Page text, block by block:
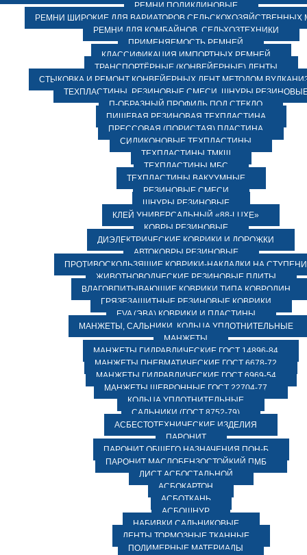
РЕМНИ ПОЛИКЛИНОВЫЕ
РЕМНИ ШИРОКИЕ ДЛЯ ВАРИАТОРОВ СЕЛЬСКОХОЗЯЙСТВЕННЫХ
РЕМНИ ДЛЯ КОМБАЙНОВ, СЕЛЬХОЗТЕХНИКИ
ПРИМЕНЯЕМОСТЬ РЕМНЕЙ
КЛАССИФИКАЦИЯ ИМПОРТНЫХ РЕМНЕЙ
ТРАНСПОРТЁРНЫЕ (КОНВЕЙЕРНЫЕ) ЛЕНТЫ
СТЫКОВКА И РЕМОНТ КОНВЕЙЕРНЫХ ЛЕНТ МЕТОДОМ
ТЕХПЛАСТИНЫ, РЕЗИНОВЫЕ СМЕСИ, ШНУРЫ
П-ОБРАЗНЫЙ ПРОФИЛЬ ПОД СТЕКЛО
ПИЩЕВАЯ РЕЗИНОВАЯ ТЕХПЛАСТИНА
ПРЕССОВАЯ (ПОРИСТАЯ) ПЛАСТИНА
СИЛИКОНОВЫЕ ТЕХПЛАСТИНЫ
ТЕХПЛАСТИНЫ ТМКЩ
ТЕХПЛАСТИНЫ МБС
ТЕХПЛАСТИНЫ ВАКУУМНЫЕ
РЕЗИНОВЫЕ СМЕСИ
ШНУРЫ РЕЗИНОВЫЕ
КЛЕЙ УНИВЕРСАЛЬНЫЙ «88-LUXE»
КОВРЫ РЕЗИНОВЫЕ
ДИЭЛЕКТРИЧЕСКИЕ КОВРИКИ И ДОРОЖКИ
АВТОКОВРЫ РЕЗИНОВЫЕ
ПРОТИВОСКОЛЬЗЯЩИЕ КОВРИКИ-НАКЛАДКИ НА СТУПЕНИ
ЖИВОТНОВОДЧЕСКИЕ РЕЗИНОВЫЕ ПЛИТЫ
ВЛАГОВПИТЫВАЮЩИЕ КОВРИКИ ТИПА КОВРОЛИН
ГРЯЗЕЗАЩИТНЫЕ РЕЗИНОВЫЕ КОВРИКИ
EVA (ЭВА) КОВРИКИ И ПЛАСТИНЫ
МАНЖЕТЫ, САЛЬНИКИ, КОЛЬЦА УПЛОТНИТЕЛЬНЫЕ
МАНЖЕТЫ
МАНЖЕТЫ ГИДРАВЛИЧЕСКИЕ ГОСТ 14896-84
МАНЖЕТЫ ПНЕВМАТИЧЕСКИЕ ГОСТ 6678-72
МАНЖЕТЫ ГИДРАВЛИЧЕСКИЕ ГОСТ 6969-54
МАНЖЕТЫ ШЕВРОННЫЕ ГОСТ 22704-77
КОЛЬЦА УПЛОТНИТЕЛЬНЫЕ
САЛЬНИКИ (ГОСТ 8752-79)
АСБЕСТОТЕХНИЧЕСКИЕ ИЗДЕЛИЯ
ПАРОНИТ
ПАРОНИТ ОБЩЕГО НАЗНАЧЕНИЯ ПОН-Б
ПАРОНИТ МАСЛОБЕНЗОСТОЙКИЙ ПМБ
ЛИСТ АСБОСТАЛЬНОЙ
АСБОКАРТОН
АСБОТКАНЬ
АСБОШНУР
НАБИВКИ САЛЬНИКОВЫЕ
ЛЕНТЫ ТОРМОЗНЫЕ ТКАННЫЕ
ПОЛИМЕРНЫЕ МАТЕРИАЛЫ